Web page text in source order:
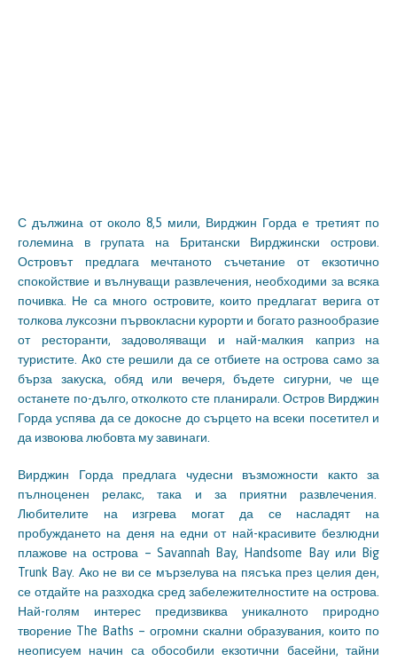
С дължина от около 8,5 мили, Вирджин Горда е третият по
големина в групата на Британски Вирджински острови.
Островът предлага мечтаното съчетание от екзотично
спокойствие и вълнуващи развлечения, необходими за всяка
почивка. Не са много островите, които предлагат верига от
толкова луксозни първокласни курорти и богато разнообразие
от ресторанти, задоволяващи и най-малкия каприз на
туристите. Aкo сте решили да се отбиете на острова само за
бърза закуска, обяд или вечеря, бъдете сигурни, че ще
останете по-дълго, отколкото сте планирали. Остров Вирджин
Горда успява да се докосне до сърцето на всеки посетител и
да извоюва любовта му завинаги.
Вирджин Горда предлага чудесни възможности както за
пълноценен релакс, така и за приятни развлечения.
Любителите на изгрева могат да се насладят на
пробуждането на деня на едни от най-красивите безлюдни
плажове на острова – Savannah Bay, Handsome Bay или Big
Trunk Bay. Ако не ви се мързелува на пясъка през целия ден,
се отдайте на разходка сред забележителностите на острова.
Най-голям интерес предизвиква уникалното природно
творение The Baths – огромни скални образувания, които по
неописуем начин са обособили екзотични басейни, тайни